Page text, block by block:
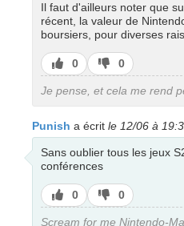
Il faut d'ailleurs noter que
récent, la valeur de
boursiers, pour diverses
J’aime
0
J’aime
pas
0
Je pense, et cela me rend
Punish a écrit le 12/06 à
Sans oublier tous les jeux
conférences
J’aime
0
J’aime
pas
0
Scream for me Nintendo-